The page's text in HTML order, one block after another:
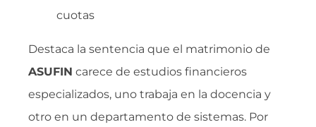
cuotas
Destaca la sentencia que el matrimonio de
ASUFIN carece de estudios financieros
especializados, uno trabaja en la docencia y
otro en un departamento de sistemas. Por